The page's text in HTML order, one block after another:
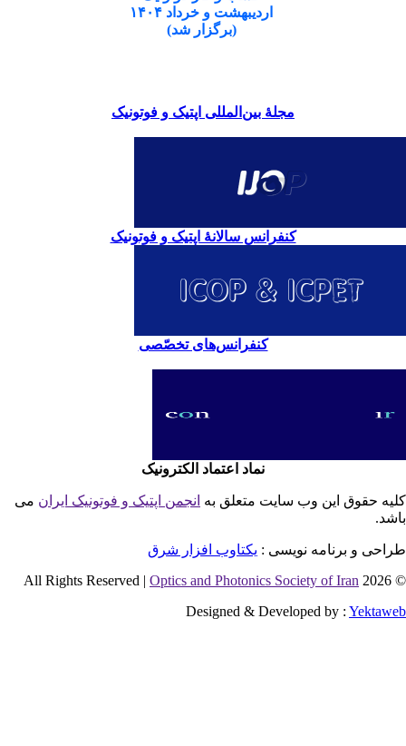
اردیبهشت و خرداد ۱۴۰۴
(برگزار شد)
مجلۀ بین‌المللی اپتیک و فوتونیک
کنفرانس سالانۀ اپتیک و فوتونیک
کنفرانس‌های تخصّصی
نماد اعتماد الکترونیک
حقوق این وب سایت متعلق بهانجمن اپتیک و فوتونیک ایران می
و برنامه نویسی : یکتاوب افزار شرق
©
Optics and Photonics Society of Iran
Designed & Developed by :